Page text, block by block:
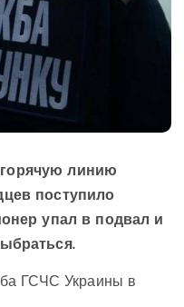
горячую линию
поступило
упал в подвал и
ГСЧС Украины в